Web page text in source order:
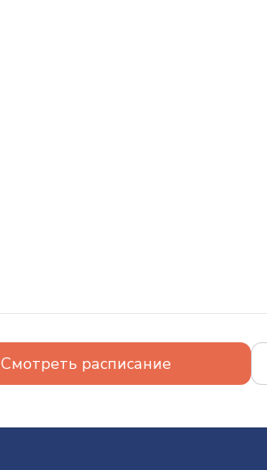
Смотреть расписание